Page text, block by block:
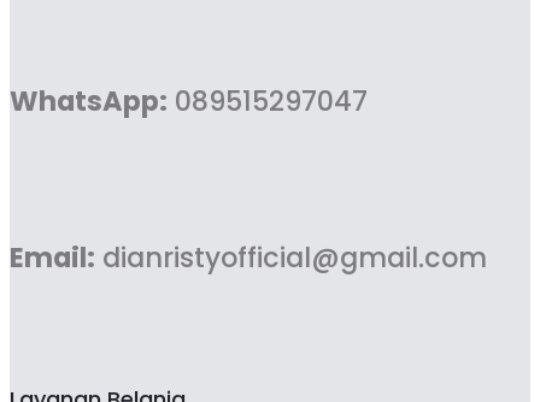
WhatsApp: 089515297047
Email: dianristyofficial@gmail.com